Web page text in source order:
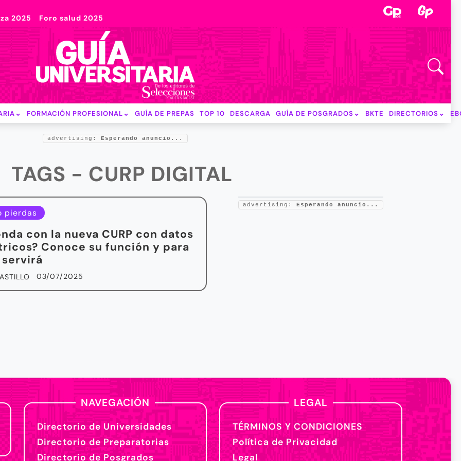
2025 Foro salud 2025
FORMACIÓN PROFESIONAL GUÍA DE PREPAS TOP 10 DESCARGA GUÍA DE POSGRADOS BKTE DIRECTORIOS
advertising: Esperando anuncio...
TAGS - CURP DIGITAL
pierdas
con la nueva CURP con datos
Conoce su función y para
03/07/2025
advertising: Esperando anuncio...
NAVEGACIÓN
Directorio de Universidades
Directorio de Preparatorias
Directorio de Posgrados
LEGAL
TÉRMINOS Y CONDICIONES
Política de Privacidad
Legal